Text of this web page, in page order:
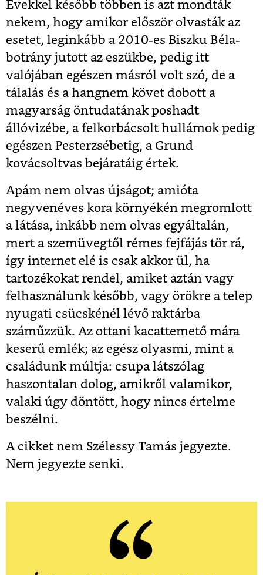
Évekkel később többen is azt mondták
nekem, hogy amikor először olvasták az
esetet, leginkább a 2010-es Biszku Béla-
botrány jutott az eszükbe, pedig itt
valójában egészen másról volt szó, de a
tálalás és a hangnem követ dobott a
magyarság öntudatának poshadt
állóvizébe, a felkorbácsolt hullámok pedig
egészen Pesterzsébetig, a Grund
kovácsoltvas bejáratáig értek.
Apám nem olvas újságot; amióta
negyvenéves kora környékén megromlott
a látása, inkább nem olvas egyáltalán,
mert a szemüvegtől rémes fejfájás tör rá,
így internet elé is csak akkor ül, ha
tartozékokat rendel, amiket aztán vagy
felhasználunk később, vagy örökre a telep
nyugati csücskénél lévő raktárba
száműzzük. Az ottani kacattemető mára
keserű emlék; az egész olyasmi, mint a
családunk múltja: csupa látszólag
haszontalan dolog, amikről valamikor,
valaki úgy döntött, hogy nincs értelme
beszélni.
A cikket nem Szélessy Tamás jegyezte.
Nem jegyezte senki.